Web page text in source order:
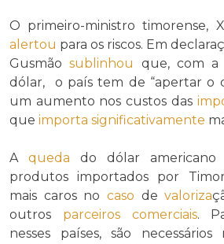
O primeiro-ministro timorense,
alertou para os riscos. Em
Gusmãosublinhou que, com a
dólar, o país tem de “apertar o
um aumento nos custos das
que importa significativamente
A queda do dólar
produtos importados por
mais caros no caso devaloriza
outros parceiros comerciais.
nesses países, são